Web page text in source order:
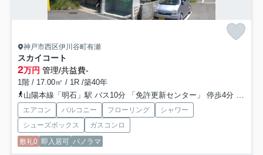
神戸市西区伊川谷町有瀬
スカイコート
2万円 管理/共益費-
1階 / 17.00㎡ / 1R /築40年
山陽本線「明石」駅 バス10分 「免許更新センター」 停歩4分
エアコン バルコニー フローリング
シャワー
シューズボックス
ガスコンロ
敷礼0 即入居可 パノラマ